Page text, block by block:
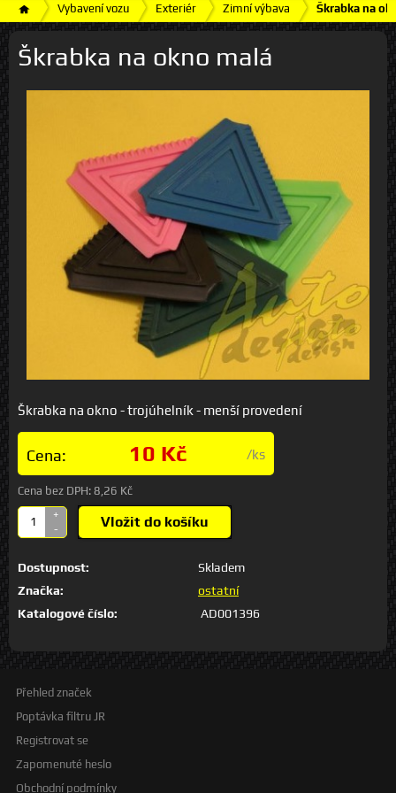
Vybavení vozu Exteriér Zimní výbava Škrabka na
Škrabka na okno malá
Škrabka na okno - trojúhelník - menší provedení
Cena: 10 Kč /ks
Cena bez DPH: 8,26 Kč
+
-
Vložit do košíku
Dostupnost:
Skladem
Značka:
ostatní
Katalogové číslo:
AD001396
Přehled značek
Poptávka filtru JR
Registrovat se
Zapomenuté heslo
Obchodní podmínky